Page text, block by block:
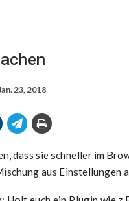
23, 2018
dass sie schneller im
aus Einstellungen